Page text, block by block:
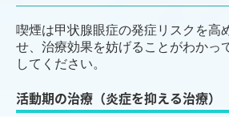
喫煙は甲状腺眼症の発症リスクを高
せ、治療効果を妨げることがわかっ
してください。
活動期の治療（炎症を抑える治療）